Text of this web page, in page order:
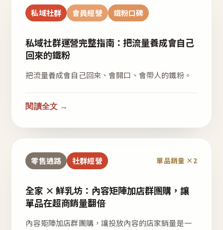
私域社群 會員經營 鐵粉口碑
私域社群運營完整指南：把流量養成會自己
回來的鐵粉
把流量養成會自己回來、會開口、會帶人的鐵粉。
閱讀全文 →
零售通路 社群經營 單品銷量 ×2
全家 × 鮮乳坊：內容矩陣加店群團購，讓
單品在超商銷量翻倍
內容矩陣加店群團購，讓投放內容的店家銷量是一